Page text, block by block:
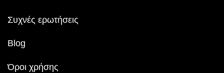
Συχνές ερωτήσεις
Blog
Όροι χρήσης